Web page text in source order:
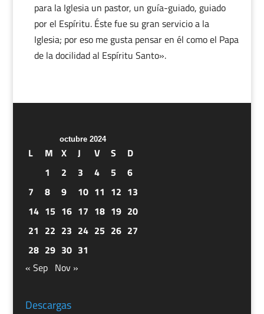
para la Iglesia un pastor, un guía-guiado, guiado
por el Espíritu. Éste fue su gran servicio a la
Iglesia; por eso me gusta pensar en él como el Papa
de la docilidad al Espíritu Santo».
octubre 2024
L M X J V S
D
1
2 3 4 5
6
7
8 9 10 11 12 13
14 15 16 17 18 19 20
21 22 23 24 25 26 27
28 29 30 31
« Sep Nov »
Descargas